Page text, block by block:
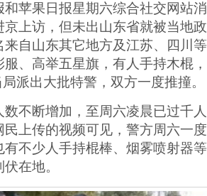
苹果日报星期六综合社交网站
京上访，但未出山东省就被当地
来自山东其它地方及江苏、四川
服、高举五星旗，有人手持木棍
派出大批特警，双方一度推撞。
数不断增加，至周六凌晨已过千
民上传的视频可见，警方周六一
有不少人手持棍棒、烟雾喷射器
在地。